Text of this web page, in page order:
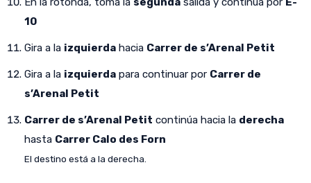
10
Gira a la izquierda hacia Carrer de s’Arenal Petit
Gira a la izquierda para continuar por Carrer de
s’Arenal Petit
Carrer de s’Arenal Petit continúa hacia la derecha
hasta Carrer Calo des Forn
El destino está a la derecha.